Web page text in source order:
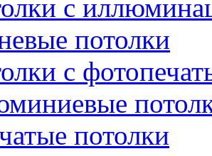
с
потолки
с
потолки